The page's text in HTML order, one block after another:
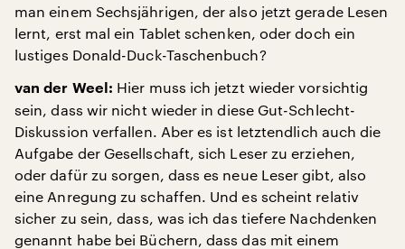
man einem Sechsjährigen, der also jetzt gerade Lesen
lernt, erst mal ein Tablet schenken, oder doch ein
lustiges Donald-Duck-Taschenbuch?
van der Weel: Hier muss ich jetzt wieder vorsichtig
sein, dass wir nicht wieder in diese Gut-Schlecht-
Diskussion verfallen. Aber es ist letztendlich auch die
Aufgabe der Gesellschaft, sich Leser zu erziehen,
oder dafür zu sorgen, dass es neue Leser gibt, also
eine Anregung zu schaffen. Und es scheint relativ
sicher zu sein, dass, was ich das tiefere Nachdenken
genannt habe bei Büchern, dass das mit einem